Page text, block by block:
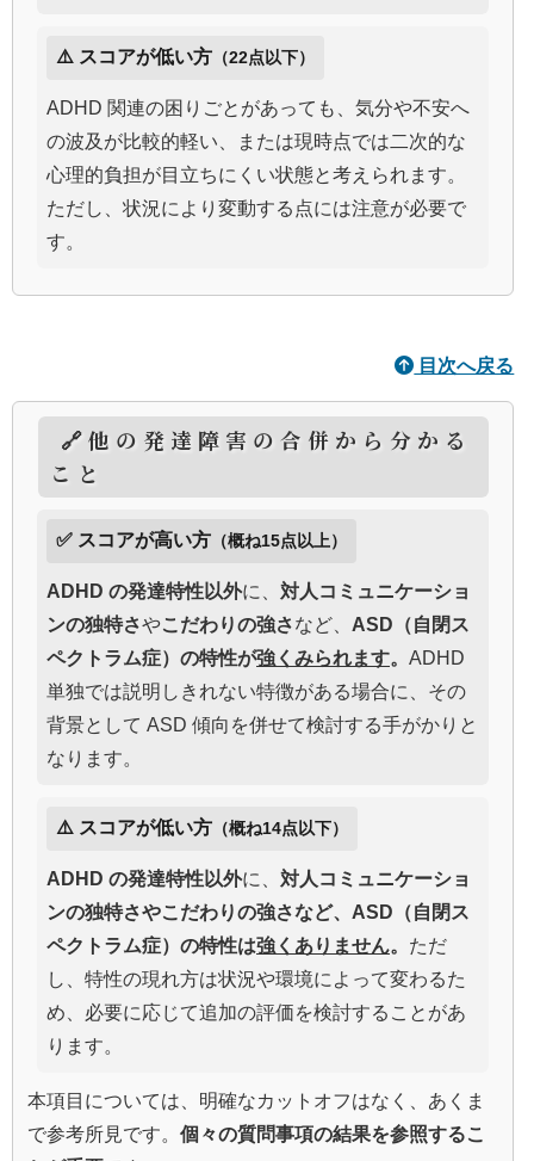
⚠️ スコアが低い方 （22点以下）
ADHD 関連の困りごとがあっても、気分や不安へ
の波及が比較的軽い、または現時点では二次的な
心理的負担が目立ちにくい状態と考えられます。
ただし、状況により変動する点には注意が必要で
す。
目次へ戻る
🔗他の発達障害の合併から分かる
こと
✅ スコアが高い方 （概ね15点以上）
ADHD の発達特性以外に、 対人コミュニケーショ
ンの独特さやこだわりの強さなど、 ASD（自閉ス
ペクトラム症）の特性が強くみられます。 ADHD
単独では説明しきれない特徴がある場合に、その
背景として ASD 傾向を併せて検討する手がかりと
なります。
⚠️ スコアが低い方 （概ね14点以下）
ADHD の発達特性以外に、 対人コミュニケーショ
ンの独特さやこだわりの強さなど、ASD（自閉ス
ペクトラム症）の特性は強くありません。 ただ
し、特性の現れ方は状況や環境によって変わるた
め、必要に応じて追加の評価を検討することがあ
ります。
本項目については、明確なカットオフはなく、あくま
で参考所見です。 個々の質問事項の結果を参照するこ